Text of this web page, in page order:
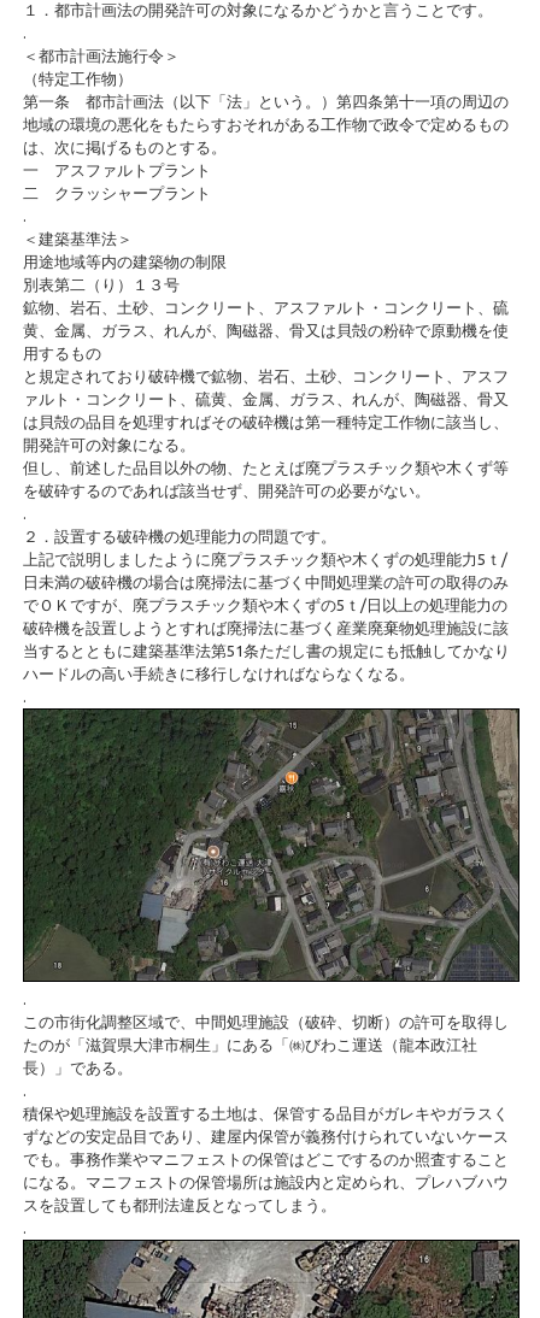
１．都市計画法の開発許可の対象になるかどうかと言うことです。
.
＜都市計画法施行令＞
（特定工作物）
第一条 都市計画法（以下「法」という。）第四条第十一項の周辺の
地域の環境の悪化をもたらすおそれがある工作物で政令で定めるもの
は、次に掲げるものとする。
一 アスファルトプラント
二 クラッシャープラント
.
＜建築基準法＞
用途地域等内の建築物の制限
別表第二（り）１３号
鉱物、岩石、土砂、コンクリート、アスファルト・コンクリート、硫
黄、金属、ガラス、れんが、陶磁器、骨又は貝殻の粉砕で原動機を使
用するもの
と規定されており破砕機で鉱物、岩石、土砂、コンクリート、アスフ
ァルト・コンクリート、硫黄、金属、ガラス、れんが、陶磁器、骨又
は貝殻の品目を処理すればその破砕機は第一種特定工作物に該当し、
開発許可の対象になる。
但し、前述した品目以外の物、たとえば廃プラスチック類や木くず等
を破砕するのであれば該当せず、開発許可の必要がない。
.
２．設置する破砕機の処理能力の問題です。
上記で説明しましたように廃プラスチック類や木くずの処理能力5ｔ/
日未満の破砕機の場合は廃掃法に基づく中間処理業の許可の取得のみ
でＯＫですが、廃プラスチック類や木くずの5ｔ/日以上の処理能力の
破砕機を設置しようとすれば廃掃法に基づく産業廃棄物処理施設に該
当するとともに建築基準法第51条ただし書の規定にも抵触してかなり
ハードルの高い手続きに移行しなければならなくなる。
.
この市街化調整区域で、中間処理施設（破砕、切断）の許可を取得し
たのが「滋賀県大津市桐生」にある「㈱びわこ運送（龍本政江社
長）」である。
積保や処理施設を設置する土地は、保管する品目がガレキやガラスく
ずなどの安定品目であり、建屋内保管が義務付けられていないケース
でも。事務作業やマニフェストの保管はどこでするのか照査すること
になる。マニフェストの保管場所は施設内と定められ、プレハブハウ
スを設置しても都刑法違反となってしまう。